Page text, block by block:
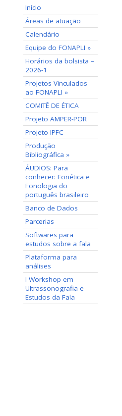
Início
Áreas de atuação
Calendário
Equipe do FONAPLI »
Horários da bolsista –
2026-1
Projetos Vinculados
ao FONAPLI »
COMITÊ DE ÉTICA
Projeto AMPER-POR
Projeto IPFC
Produção
Bibliográfica »
ÁUDIOS: Para
conhecer: Fonética e
Fonologia do
português brasileiro
Banco de Dados
Parcerias
Softwares para
estudos sobre a fala
Plataforma para
análises
I Workshop em
Ultrassonografia e
Estudos da Fala